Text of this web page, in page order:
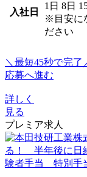
入社日
1日 8日
※目安に
ださい
＼最短45秒で完了
応募へ進む
詳しく
見る
プレミア求人